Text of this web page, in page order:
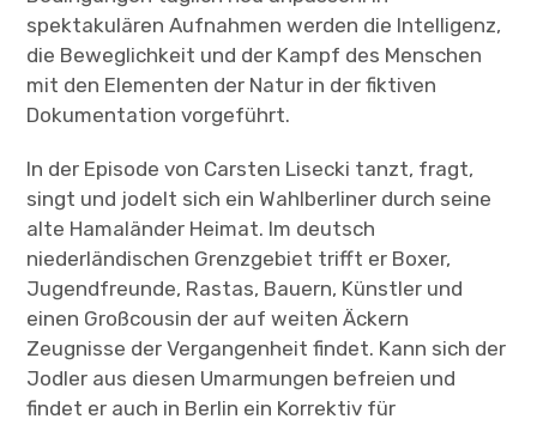
spektakulären Aufnahmen werden die Intelligenz,
die Beweglichkeit und der Kampf des Menschen
mit den Elementen der Natur in der fiktiven
Dokumentation vorgeführt.
In der Episode von Carsten Lisecki tanzt, fragt,
singt und jodelt sich ein Wahlberliner durch seine
alte Hamaländer Heimat. Im deutsch
niederländischen Grenzgebiet trifft er Boxer,
Jugendfreunde, Rastas, Bauern, Künstler und
einen Großcousin der auf weiten Äckern
Zeugnisse der Vergangenheit findet. Kann sich der
Jodler aus diesen Umarmungen befreien und
findet er auch in Berlin ein Korrektiv für